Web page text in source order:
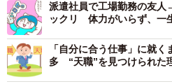
派遣社員で工場勤務の友
ックリ 体力がいらず、一
「自分に合う仕事」に就
多 “天職”を見つけられた